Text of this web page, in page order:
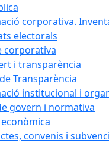
corporativa.
electorals
corporativa
i transparència
Transparència
institucional i
govern i normativa
convenis i